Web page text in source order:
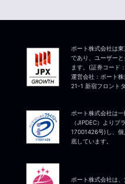
ポート株式会社は
（JIPDEC）より
17001426号)し、
底しています。
ポート株式会社は
であり、ユーザー
ます。(証券コード
運営会社：ポート
21-1 新宿フロント
ポート株式会社は